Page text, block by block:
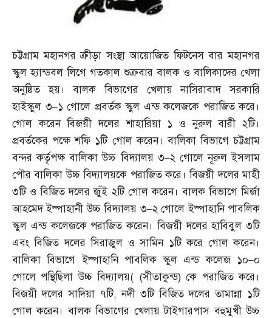
চট্টগ্রাম মহানগর ক্রীড়া সংস্থা আয়োজিত ফিটনেস বার মহানগর
স্কুল হ্যান্ডবল লিগে গতকাল শুক্রবার বালক ও বালিকাদের খেলা
অনুষ্ঠিত হয়। বালক বিভাগের খেলায় নাসিরাবাদ সরকারি
হাইস্কুল ৩–১ গোলে প্রবর্তক স্কুল এন্ড কলেজকে পরাজিত করে।
গোল করেন বিজয়ী দলের শাহারিয়া ১ ও নুরুল বারী ২টি।
প্রবর্তকের পক্ষে শফি ১টি গোল করেন। বালিকা বিভাগে চট্টগ্রাম
বন্দর কর্তৃপক্ষ বালিকা উচ্চ বিদ্যালয় ৩–২ গোলে নূরুল ইসলাম
পৌর বালিকা উচ্চ বিদ্যালয়কে পরাজিত করে। বিজয়ী দলের মাহী
৩টি ও বিজিত দলের জুঁই ২টি গোল করেন। বালক বিভাগে মির্জা
আহমেদ ইস্পাহানী উচ্চ বিদ্যালয় ৩–২ গোলে ইস্পাহানি পাবলিক
স্কুল এন্ড কলেজকে পরাজিত করেন। বিজয়ী দলের হাবিবুল ৩টি
এবং বিজিত দলের সিরাজুল ও সামিন ১টি করে গোল করেন।
বালিকা বিভাগে ইস্পাহানি পাবলিক স্কুল এন্ড কলেজ ১০–০
গোলে পন্থিছিলা উচ্চ বিদ্যালয়( (সীতাকুন্ড)কে পরাজিত করে।
বিজয়ী দলের সাদিয়া ৭টি,নদী ৩টি বিজিত দলের তামান্না ১টি
গোল করেন। বালক বিভাগের খেলায় টাইগারপাস বহুমুখী উচ্চ